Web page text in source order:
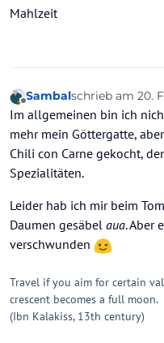
Mahlzeit
Offline
Sambalschrieb am 20.
zuletzt editiert
Im allgemeinen bin ich
mehr mein Göttergatte,
Chili con Carne gekocht,
Spezialitäten.
Leider hab ich mir beim
Daumen gesäbel aua. Aber
verschwunden
Travel if you aim for certain
crescent becomes a full moon.
(Ibn Kalakiss, 13th century)